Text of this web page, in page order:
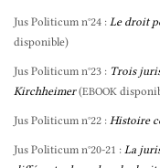
Jus Politicum n°24 : Le droit
disponible)
Jus Politicum n°23 : Trois
Kirchheimer (EBOOK
Jus Politicum n°22 : Histoire
Jus Politicum n°20-21 : La